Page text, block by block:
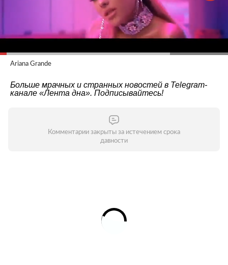
Ariana Grande
Больше мрачных и странных новостей в Telegram-
канале «Лента дна». Подписывайтесь!
Комментарии закрыты за истечением срока
давности